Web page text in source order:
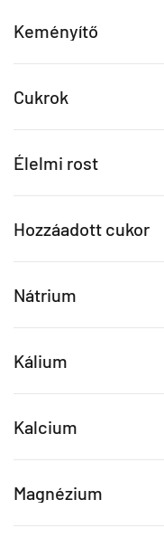
Keményítő
Cukrok
Élelmi rost
Hozzáadott cukor
Nátrium
Kálium
Kalcium
Magnézium